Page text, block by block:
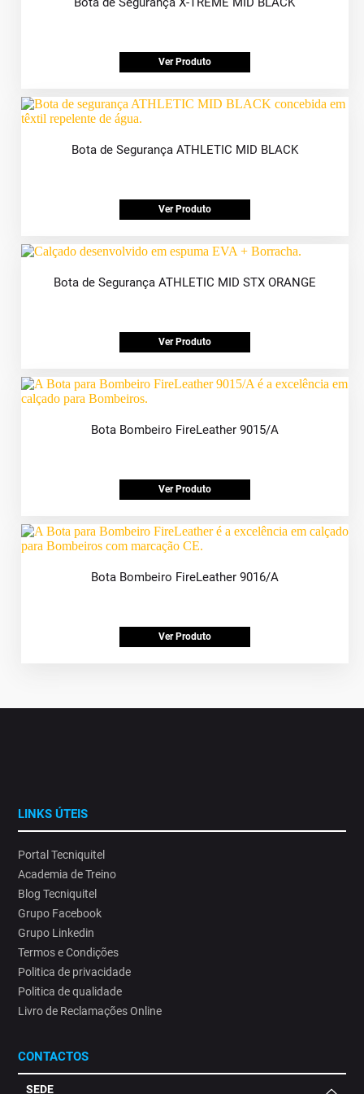
Ver Produto
Bota de Segurança ATHLETIC MID BLACK
Ver Produto
Bota de Segurança ATHLETIC MID STX ORANGE
Ver Produto
Bota Bombeiro FireLeather 9015/A
Ver Produto
Bota Bombeiro FireLeather 9016/A
Ver Produto
LINKS ÚTEIS
Portal Tecniquitel
Academia de Treino
Blog Tecniquitel
Grupo Facebook
Grupo Linkedin
Termos e Condições
Politica de privacidade
Politica de qualidade
Livro de Reclamações Online
CONTACTOS
SEDE